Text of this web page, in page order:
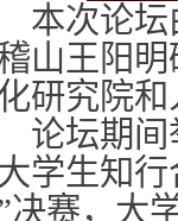
次论坛由
山王阳
研究院
坛期间举
学生知
决赛，大